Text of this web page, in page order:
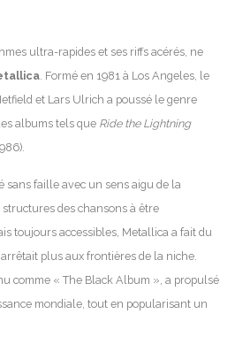
ultra-rapides et ses riffs acérés, ne
. Formé en 1981 à Los Angeles, le
et Lars Ulrich a poussé le genre
albums tels que Ride the Lightning
sans faille avec un sens aigu de la
des chansons à être
toujours accessibles, Metallica a fait du
plus aux frontières de la niche.
comme « The Black Album », a propulsé
mondiale, tout en popularisant un